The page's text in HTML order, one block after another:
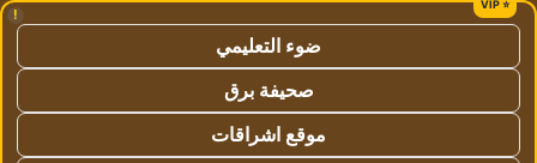
!
ضوء التعليمي
صحيفة برق
موقع اشراقات